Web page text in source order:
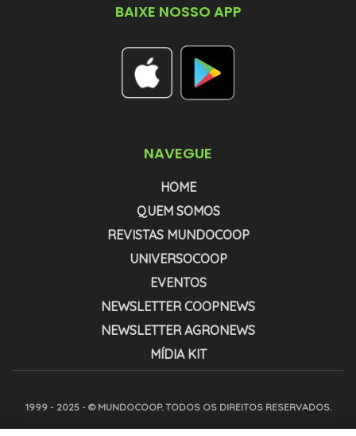
BAIXE NOSSO APP
NAVEGUE
HOME
QUEM SOMOS
REVISTAS MUNDOCOOP
UNIVERSOCOOP
EVENTOS
NEWSLETTER COOPNEWS
NEWSLETTER AGRONEWS
MÍDIA KIT
1999 - 2025 - © MUNDOCOOP. TODOS OS DIREITOS RESERVADOS.